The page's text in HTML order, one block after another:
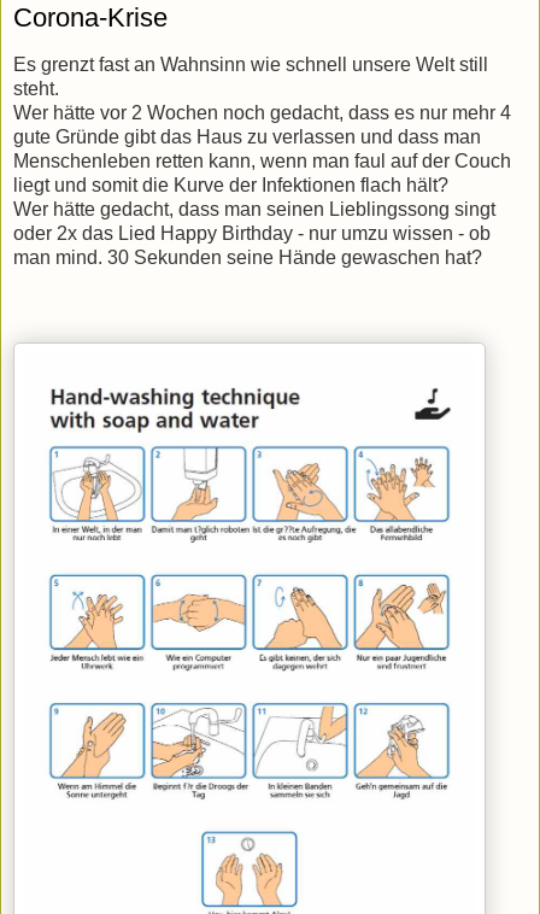
Corona-Krise
Es grenzt fast an Wahnsinn wie schnell unsere Welt still
steht.
Wer hätte vor 2 Wochen noch gedacht, dass es nur mehr 4
gute Gründe gibt das Haus zu verlassen und dass man
Menschenleben retten kann, wenn man faul auf der Couch
liegt und somit die Kurve der Infektionen flach hält?
Wer hätte gedacht, dass man seinen Lieblingssong singt
oder 2x das Lied Happy Birthday - nur umzu wissen - ob
man mind. 30 Sekunden seine Hände gewaschen hat?